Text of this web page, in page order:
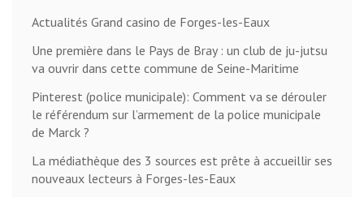
Actualités Grand casino de Forges-les-Eaux
Une première dans le Pays de Bray : un club de ju-jutsu
va ouvrir dans cette commune de Seine-Maritime
Pinterest (police municipale): Comment va se dérouler
le référendum sur l’armement de la police municipale
de Marck ?
La médiathèque des 3 sources est prête à accueillir ses
nouveaux lecteurs à Forges-les-Eaux